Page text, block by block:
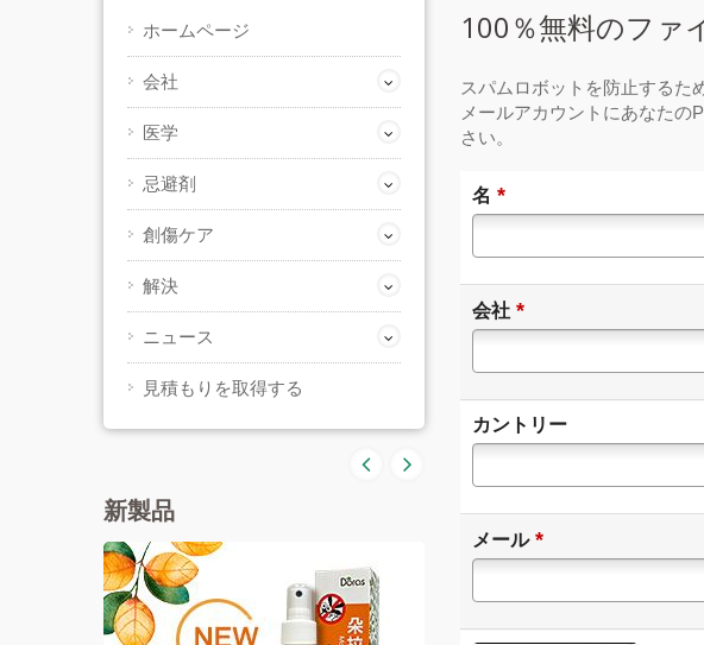
ホームページ
会社
医学
忌避剤
創傷ケア
解決
ニュース
見積もりを取得する
新製品
100％無料のファ
スパムロボットを防止するた
メールアカウントにあなた
さい。
名 *
会社 *
カントリー
メール *